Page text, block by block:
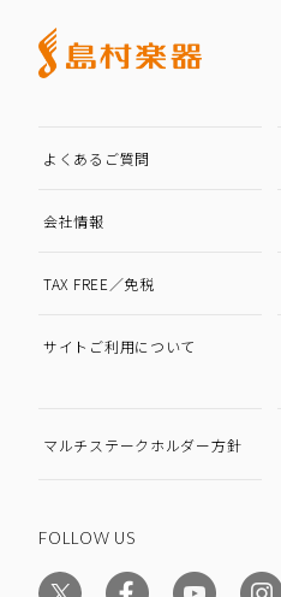
よくあるご質問
会社情報
TAX FREE／免税
サイトご利用について
マルチステークホルダー方針
FOLLOW US